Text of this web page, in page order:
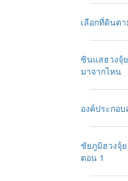
เลือกที่ดินต
ซินแสฮวงจุ้
มาจากไหน
องค์ประกอ
ชัยภูมิฮวงจุ้
ตอน 1